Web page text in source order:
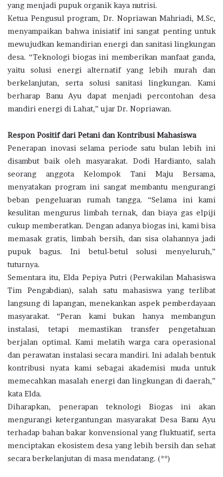
yang menjadi pupuk organik kaya nutrisi.
Ketua Pengusul program, Dr. Nopriawan Mahriadi, M.Sc,
menyampaikan bahwa inisiatif ini sangat penting untuk
mewujudkan kemandirian energi dan sanitasi lingkungan
desa. “Teknologi biogas ini memberikan manfaat ganda,
yaitu solusi energi alternatif yang lebih murah dan
berkelanjutan, serta solusi sanitasi lingkungan. Kami
berharap Banu Ayu dapat menjadi percontohan desa
mandiri energi di Lahat,” ujar Dr. Nopriawan.
Respon Positif dari Petani dan Kontribusi Mahasiswa
Penerapan inovasi selama periode satu bulan lebih ini
disambut baik oleh masyarakat. Dodi Hardianto, salah
seorang anggota Kelompok Tani Maju Bersama,
menyatakan program ini sangat membantu mengurangi
beban pengeluaran rumah tangga. “Selama ini kami
kesulitan mengurus limbah ternak, dan biaya gas elpiji
cukup memberatkan. Dengan adanya biogas ini, kami bisa
memasak gratis, limbah bersih, dan sisa olahannya jadi
pupuk bagus. Ini betul-betul solusi menyeluruh,”
tuturnya.
Sementara itu, Elda Pepiya Putri (Perwakilan Mahasiswa
Tim Pengabdian), salah satu mahasiswa yang terlibat
langsung di lapangan, menekankan aspek pemberdayaan
masyarakat. “Peran kami bukan hanya membangun
instalasi, tetapi memastikan transfer pengetahuan
berjalan optimal. Kami melatih warga cara operasional
dan perawatan instalasi secara mandiri. Ini adalah bentuk
kontribusi nyata kami sebagai akademisi muda untuk
memecahkan masalah energi dan lingkungan di daerah,”
kata Elda.
Diharapkan, penerapan teknologi Biogas ini akan
mengurangi ketergantungan masyarakat Desa Banu Ayu
terhadap bahan bakar konvensional yang fluktuatif, serta
menciptakan ekosistem desa yang lebih bersih dan sehat
secara berkelanjutan di masa mendatang. (**)